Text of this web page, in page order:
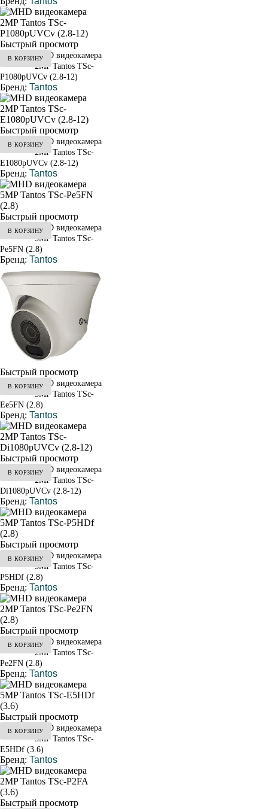
Быстрый просмотр
В КОРЗИНУ
от 5 600 ₽
MHD видеокамера
2MP Tantos TSc-
P1080pUVCv (2.8-12)
Бренд: Tantos
Быстрый просмотр
В КОРЗИНУ
от 4 800 ₽
MHD видеокамера
2MP Tantos TSc-
E1080pUVCv (2.8-12)
Бренд: Tantos
Быстрый просмотр
В КОРЗИНУ
от 4 600 ₽
MHD видеокамера
5MP Tantos TSc-
Pe5FN (2.8)
Бренд: Tantos
Быстрый просмотр
В КОРЗИНУ
от 4 100 ₽
MHD видеокамера
5MP Tantos TSc-
Ee5FN (2.8)
Бренд: Tantos
Быстрый просмотр
В КОРЗИНУ
от 3 900 ₽
MHD видеокамера
2MP Tantos TSc-
Di1080pUVCv (2.8-12)
Бренд: Tantos
Быстрый просмотр
В КОРЗИНУ
от 3 600 ₽
MHD видеокамера
5MP Tantos TSc-
P5HDf (2.8)
Бренд: Tantos
Быстрый просмотр
В КОРЗИНУ
от 3 400 ₽
MHD видеокамера
2MP Tantos TSc-
Pe2FN (2.8)
Бренд: Tantos
Быстрый просмотр
В КОРЗИНУ
от 3 400 ₽
MHD видеокамера
5MP Tantos TSc-
E5HDf (3.6)
Бренд: Tantos
Быстрый просмотр